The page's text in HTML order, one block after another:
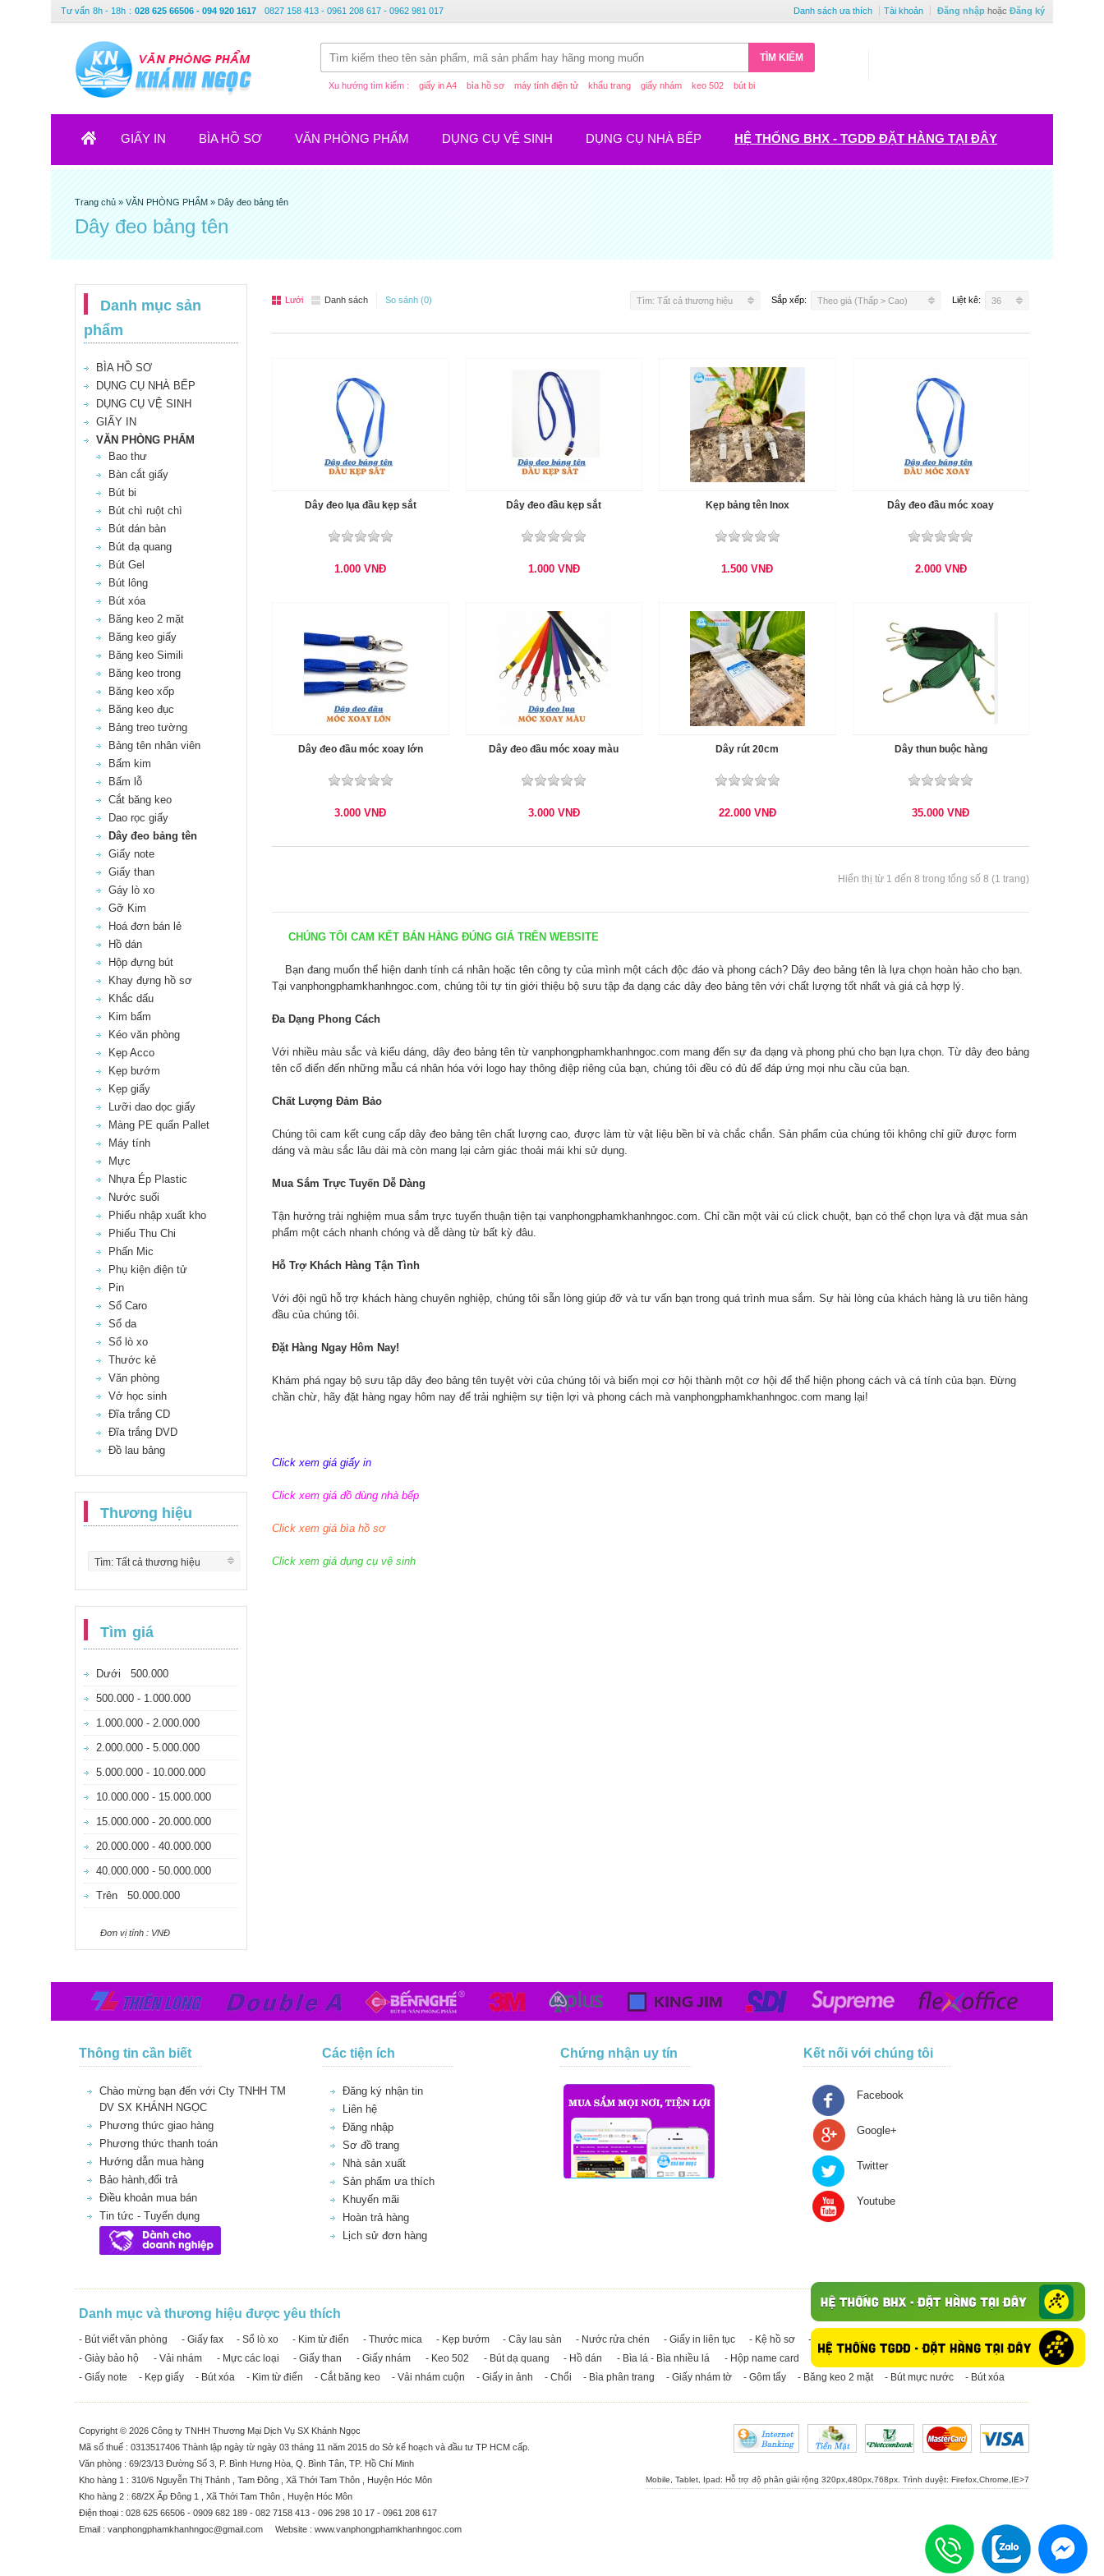
Tư vấn 8h - 18h : 028 625 66506 - 094 920 1617 0827 158 413 - 0961 208 617 - 0962 981 017 Danh sách ưa thích Tài khoản Đăng nhập hoặc Đăng ký
TÌM KIẾM
Xu hướng tìm kiếm : giấy in A4 bìa hồ sơ máy tính điện tử khẩu trang giấy nhám keo 502 bút bi
GIẤY IN BÌA HỒ SƠ VĂN PHÒNG PHẨM DỤNG CỤ VỆ SINH DỤNG CỤ NHÀ BẾP HỆ THỐNG BHX - TGDĐ ĐẶT HÀNG TẠI ĐÂY
Trang chủ»VĂN PHÒNG PHẨM »Dây đeo bảng tên
Dây đeo bảng tên
Danh mục sản
phẩm
BÌA HỒ SƠ
DỤNG CỤ NHÀ BẾP
DỤNG CỤ VỆ SINH
GIẤY IN
VĂN PHÒNG PHẨM
Bao thư
Bàn cắt giấy
Bút bi
Bút chì ruột chì
Bút dán bàn
Bút dạ quang
Bút Gel
Bút lông
Bút xóa
Băng keo 2 mặt
Băng keo giấy
Băng keo Simili
Băng keo trong
Băng keo xốp
Băng keo đục
Bảng treo tường
Bảng tên nhân viên
Bấm kim
Bấm lỗ
Cắt băng keo
Dao rọc giấy
Dây đeo bảng tên
Giấy note
Giấy than
Gáy lò xo
Gỡ Kim
Hoá đơn bán lẻ
Hồ dán
Hộp đựng bút
Khay đựng hồ sơ
Khắc dấu
Kim bấm
Kéo văn phòng
Kẹp Acco
Kẹp bướm
Kẹp giấy
Lưỡi dao dọc giấy
Màng PE quấn Pallet
Máy tính
Mực
Nhựa Ép Plastic
Nước suối
Phiếu nhập xuất kho
Phiếu Thu Chi
Phấn Mic
Phụ kiện điện tử
Pin
Sổ Caro
Sổ da
Sổ lò xo
Thước kẻ
Văn phòng
Vở học sinh
Đĩa trắng CD
Đĩa trắng DVD
Đồ lau bảng
Thương hiệu
Tìm: Tất cả thương hiệu
Tìm giá
Dưới 500.000
500.000 - 1.000.000
1.000.000 - 2.000.000
2.000.000 - 5.000.000
5.000.000 - 10.000.000
10.000.000 - 15.000.000
15.000.000 - 20.000.000
20.000.000 - 40.000.000
40.000.000 - 50.000.000
Trên 50.000.000
Ðơn vị tính : VNÐ
Tìm: Tất cả thương hiệu Sắp xếp: Theo giá (Thấp > Cao) Liệt kê: 36
Lưới Danh sách So sánh (0)
Dây đeo lụa đầu kẹp sắt
1.000VNĐ
Dây đeo đầu kẹp sắt
1.000 VNĐ
Kẹp bảng tên Inox
1.500VNĐ
Dây đeo đầu móc xoay
2.000 VNĐ
Dây đeo đầu móc xoay lớn
3.000VNĐ
Dây đeo đầu móc xoay màu
3.000 VNĐ
Dây rút 20cm
22.000 VNĐ
Dây thun buộc hàng
35.000VNĐ
Hiển thị từ 1 đến 8 trong tổng số 8 (1 trang)
CHÚNG TÔI CAM KẾT BÁN HÀNG ĐÚNG GIÁ TRÊN WEBSITE
Bạn đang muốn thể hiện danh tính cá nhân hoặc tên công ty của mình một cách độc đáo và phong cách? Dây đeo bảng tên là lựa chọn hoàn hảo cho bạn.
Tại vanphongphamkhanhngoc.com, chúng tôi tự tin giới thiệu bộ sưu tập đa dạng các dây đeo bảng tên với chất lượng tốt nhất và giá cả hợp lý.
Đa Dạng Phong Cách
Với nhiều màu sắc và kiểu dáng, dây đeo bảng tên từ vanphongphamkhanhngoc.com mang đến sự đa dạng và phong phú cho bạn lựa chọn. Từ dây đeo bảng
tên cổ điển đến những mẫu cá nhân hóa với logo hay thông điệp riêng của bạn, chúng tôi đều có đủ để đáp ứng mọi nhu cầu của bạn.
Chất Lượng Đảm Bảo
Chúng tôi cam kết cung cấp dây đeo bảng tên chất lượng cao, được làm từ vật liệu bền bỉ và chắc chắn. Sản phẩm của chúng tôi không chỉ giữ được form
dáng và màu sắc lâu dài mà còn mang lại cảm giác thoải mái khi sử dụng.
Mua Sắm Trực Tuyến Dễ Dàng
Tận hưởng trải nghiệm mua sắm trực tuyến thuận tiện tại vanphongphamkhanhngoc.com. Chỉ cần một vài cú click chuột, bạn có thể chọn lựa và đặt mua sản
phẩm một cách nhanh chóng và dễ dàng từ bất kỳ đâu.
Hỗ Trợ Khách Hàng Tận Tình
Với đội ngũ hỗ trợ khách hàng chuyên nghiệp, chúng tôi sẵn lòng giúp đỡ và tư vấn bạn trong quá trình mua sắm. Sự hài lòng của khách hàng là ưu tiên hàng
đầu của chúng tôi.
Đặt Hàng Ngay Hôm Nay!
Khám phá ngay bộ sưu tập dây đeo bảng tên tuyệt vời của chúng tôi và biến mọi cơ hội thành một cơ hội để thể hiện phong cách và cá tính của bạn. Đừng
chần chừ, hãy đặt hàng ngay hôm nay để trải nghiệm sự tiện lợi và phong cách mà vanphongphamkhanhngoc.com mang lại!
Click xem giá giấy in
Click xem giá đồ dùng nhà bếp
Click xem giá bìa hồ sơ
Click xem giá dụng cụ vệ sinh
Thông tin cần biết
Chào mừng bạn đến với Cty TNHH TM
DV SX KHÁNH NGỌC
Phương thức giao hàng
Phương thức thanh toán
Hướng dẫn mua hàng
Bảo hành,đổi trả
Điều khoản mua bán
Tin tức - Tuyển dụng
Các tiện ích
Đăng ký nhận tin
Liên hệ
Đăng nhập
Sơ đồ trang
Nhà sản xuất
Sản phẩm ưa thích
Khuyến mãi
Hoàn trả hàng
Lịch sử đơn hàng
Chứng nhận uy tín Kết nối với chúng tôi
Facebook
Google+
Twitter
Youtube
Danh mục và thương hiệu được yêu thích
- Bút viết văn phòng - Giấy fax - Sổ lò xo - Kim từ điển - Thước mica - Kẹp bướm - Cây lau sàn - Nước rửa chén - Giấy in liên tục - Kệ hồ sơ - Giấy in A4
- Băng keo trong - Băng keo đục
- Giày bảo hộ
- Vải nhám - Mực các loại - Giấy than - Giấy nhám - Keo 502 - Bút dạ quang - Hồ dán - Bìa lá - Bìa nhiều lá - Hộp name card - Giấy in A3 - Giấy vệ sinh
- Keo Silicone
- Giấy note
- Kẹp giấy - Bút xóa - Kim từ điển - Cắt băng keo - Vải nhám cuộn - Giấy in ảnh - Chổi - Bìa phân trang - Giấy nhám tờ - Gôm tẩy - Băng keo 2 mặt - Bút mực nước - Bút xóa
Mobile, Tablet, Ipad: Hỗ trợ độ phân giải rộng 320px,480px,768px. Trình duyệt: Firefox Chrome IE>7
Copyright © 2026 Công ty TNHH Thương Mại Dịch Vụ SX Khánh Ngọc
Mã số thuế : 0313517406 Thành lập ngày từ ngày 03 tháng 11 năm 2015 do Sở kế hoạch và đầu tư TP HCM cấp.
Văn phòng : 69/23/13 Đường Số 3, P. Bình Hưng Hòa, Q. Bình Tân, TP. Hồ Chí Minh
Kho hàng 1 : 310/6 Nguyễn Thị Thảnh , Tam Đông , Xã Thới Tam Thôn , Huyện Hóc Môn
Kho hàng 2 : 68/2X Ấp Đông 1 , Xã Thới Tam Thôn , Huyện Hóc Môn
Điện thoại : 028 625 66506 - 0909 682 189 - 082 7158 413 - 096 298 10 17 - 0961 208 617
Email : vanphongphamkhanhngoc@gmail.com Website : www.vanphongphamkhanhngoc.com